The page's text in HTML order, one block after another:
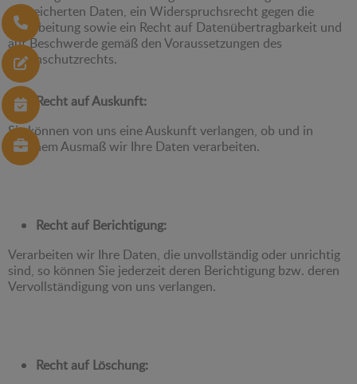
gespeicherten Daten, ein Widerspruchsrecht gegen die
Verarbeitung sowie ein Recht auf Datenübertragbarkeit und
auf Beschwerde gemäß den Voraussetzungen des
Datenschutzrechts.
Recht auf Auskunft:
Sie können von uns eine Auskunft verlangen, ob und in
welchem Ausmaß wir Ihre Daten verarbeiten.
Recht auf Berichtigung:
Verarbeiten wir Ihre Daten, die unvollständig oder unrichtig
sind, so können Sie jederzeit deren Berichtigung bzw. deren
Vervollständigung von uns verlangen.
Recht auf Löschung: